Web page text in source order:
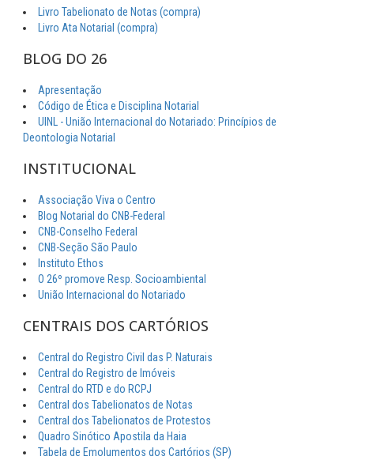
Livro Tabelionato de Notas (compra)
Livro Ata Notarial (compra)
BLOG DO 26
Apresentação
Código de Ética e Disciplina Notarial
UINL - União Internacional do Notariado: Princípios de
Deontologia Notarial
INSTITUCIONAL
Associação Viva o Centro
Blog Notarial do CNB-Federal
CNB-Conselho Federal
CNB-Seção São Paulo
Instituto Ethos
O 26º promove Resp. Socioambiental
União Internacional do Notariado
CENTRAIS DOS CARTÓRIOS
Central do Registro Civil das P. Naturais
Central do Registro de Imóveis
Central do RTD e do RCPJ
Central dos Tabelionatos de Notas
Central dos Tabelionatos de Protestos
Quadro Sinótico Apostila da Haia
Tabela de Emolumentos dos Cartórios (SP)